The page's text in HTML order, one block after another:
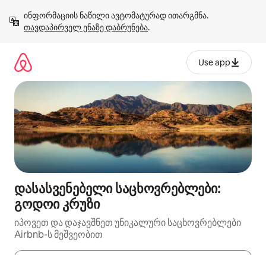
გადასვლა
თავდაპირველ ენაზე დაბრუნება.
Use app
დასასვენებელი საცხოვრებლები:
გოდოი კრუზი
იპოვეთ და დაჯავშნეთ უნიკალური საცხოვრებლები
Airbnb-ს მეშვეობით